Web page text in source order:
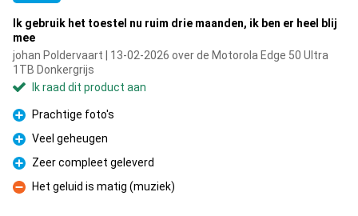
Ik gebruik het toestel nu ruim drie maanden, ik ben er heel blij
mee
johan Poldervaart | 13-02-2026 over de Motorola Edge 50 Ultra
1TB Donkergrijs
Ik raad dit product aan
Pluspunt
Prachtige foto's
Pluspunt
Veel geheugen
Pluspunt
Zeer compleet geleverd
Minpunt
Het geluid is matig (muziek)